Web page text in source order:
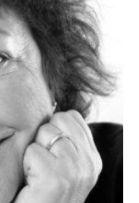
d'un doctorat de
agrégée de
moderne à
elle fonde le
dont elle est
Elle est l’auteur
politiques
du Liban et
plus de 20 ans
de nombreux
Al Hayat…).